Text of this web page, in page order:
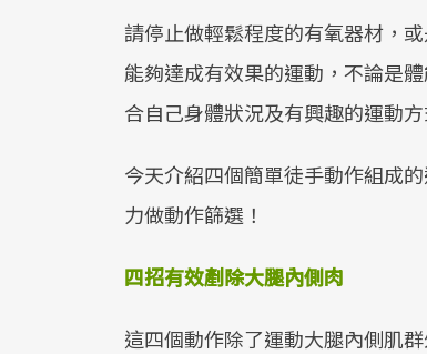
請停止做輕鬆程度的有氧器材，
能夠達成有效果的運動，不論是
合自己身體狀況及有興趣的運動
今天介紹四個簡單徒手動作組成
力做動作篩選！
四招有效剷除大腿內側肉
這四個動作除了運動大腿內側肌